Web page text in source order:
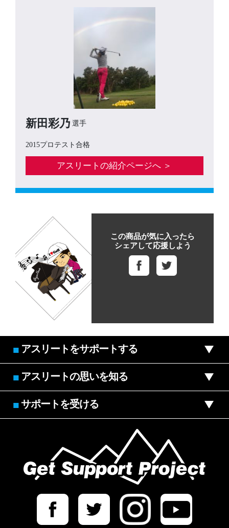
新田彩乃 選手
2015プロテスト合格
アスリートの紹介ページへ ＞
この商品が気に入ったら
シェアして応援しよう
■ アスリートをサポートする
■ アスリートの思いを知る
■サポートを受ける